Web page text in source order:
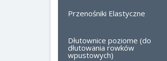
Przenośniki Elastyczne
Dłutownice poziome (do
dłutowania rowków
wpustowych)